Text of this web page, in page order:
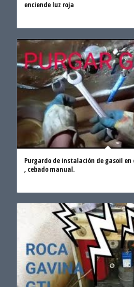
enciende luz roja
Purgardo de instalación de gasoil
, cebado manual.